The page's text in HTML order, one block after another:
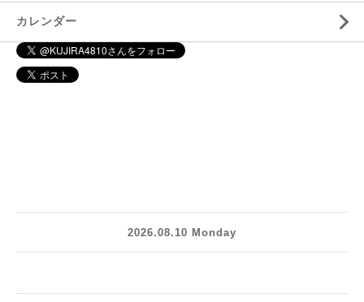
カレンダー
2026.08.10 Monday